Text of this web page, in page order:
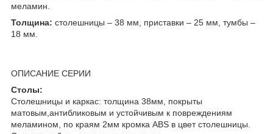
меламин.
Толщина: столешницы – 38 мм, приставки – 25 мм, тумбы –
18 мм.
ОПИСАНИЕ СЕРИИ
Столы:
Столешницы и каркас: толщина 38мм, покрыты
матовым,антибликовым и устойчивым к повреждениям
меламином, по краям 2мм кромка ABS в цвет столешницы.